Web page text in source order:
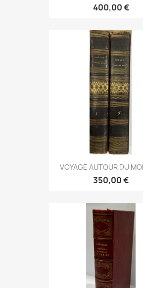
400,00 €
VOYAGE AUTOUR DU
350,00 €